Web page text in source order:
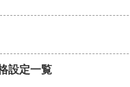
設定一覧